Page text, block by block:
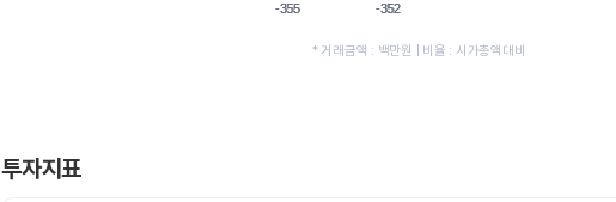
-355
-355 -352
-352
* 거래금액 : 백만원 | 비율 : 시가총액대비
투자지표